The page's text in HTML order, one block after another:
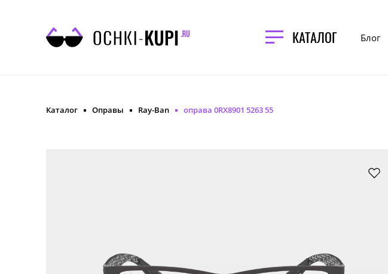
КАТАЛОГ Блог
Каталог Оправы Ray-Ban оправа 0RX8901 5263 55